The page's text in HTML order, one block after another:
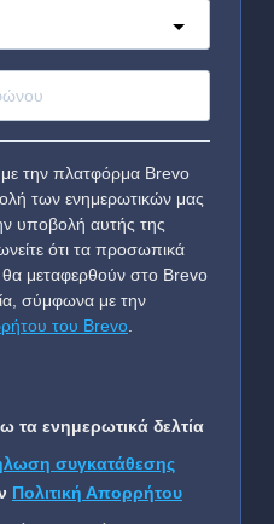
την πλατφόρμα Brevo
των ενημερωτικών μας
υποβολή αυτής της
ότι τα προσωπικά
μεταφερθούν στο Brevo
σύμφωνα με την
του Brevo
ενημερωτικά δελτία
συγκατάθεσης
Πολιτική Απορρήτου